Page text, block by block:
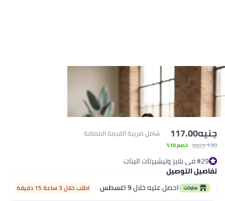
جنيه117.00
130 جنيه خصم 10%
شامل ضريبة القيمة المضافة
#29 في بلايز وتيشيرتات البنات
#29 في بلايز وتيشيرتات البنات
تفاصيل التوصيل
احصل عليه خلال9 اغسطس اطلب خلال 3 ساعة 15 دقيقة